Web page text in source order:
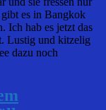
es in Bangkok
Ich hab es jetzt das
Lustig und kitzelig
dazu noch